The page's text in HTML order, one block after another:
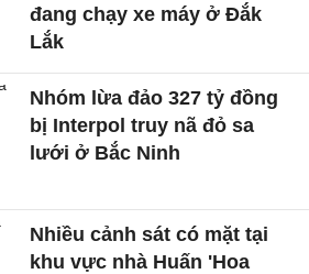
đang chạy xe máy ở Đắk
Lắk
Nhóm lừa đảo 327 tỷ đồng
bị Interpol truy nã đỏ sa
lưới ở Bắc Ninh
Nhiều cảnh sát có mặt tại
khu vực nhà Huấn 'Hoa